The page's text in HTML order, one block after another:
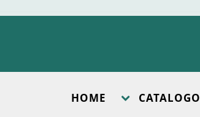
HOME CATALOGO